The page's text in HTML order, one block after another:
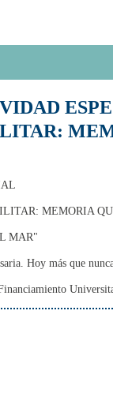
MEMORIA
MAR"
Hoy más que